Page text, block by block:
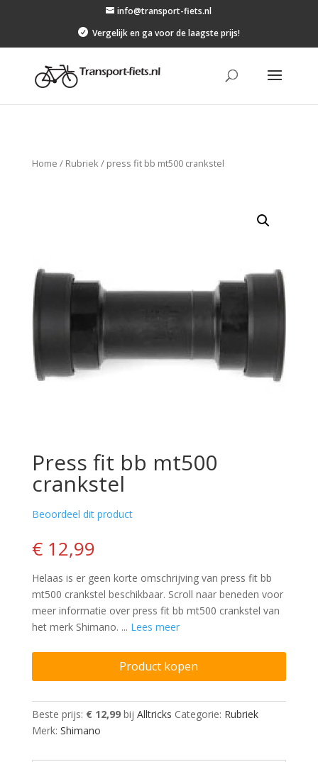
info@transport-fiets.nl
 Vergelijk en ga voor de laagste prijs!
Home / Rubriek / press fit bb mt500 crankstel
press fit bb mt500
crankstel
Beoordeel dit product
€ 12,99
Helaas is er geen korte omschrijving van press fit bb
mt500 crankstel beschikbaar. Scroll naar beneden voor
meer informatie over press fit bb mt500 crankstel van
het merk Shimano. ... Lees meer
Product kopen
Beste prijs: € 12,99bij Alltricks Categorie: Rubriek
Merk: Shimano